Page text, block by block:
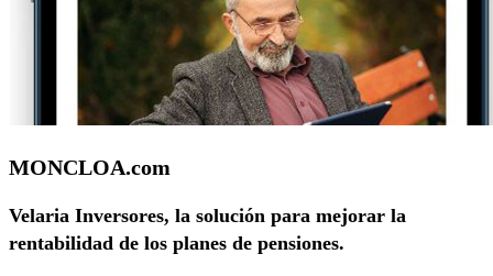
MONCLOA.com
Velaria Inversores, la solución para mejorar la
rentabilidad de los planes de pensiones.